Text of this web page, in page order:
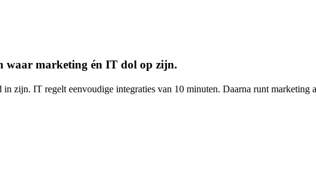
waar marketing én IT dol op zijn.
zijn. IT regelt eenvoudige integraties van 10 minuten. Daarna runt marketing